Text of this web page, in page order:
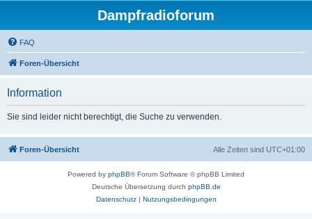
Dampfradioforum
FAQ
Foren-Übersicht
Information
Sie sind leider nicht berechtigt, die Suche zu verwenden.
Foren-Übersicht Alle Zeiten sind UTC+01:00
Powered by phpBB® Forum Software © phpBB Limited
Deutsche Übersetzung durch phpBB.de
Datenschutz| Nutzungsbedingungen